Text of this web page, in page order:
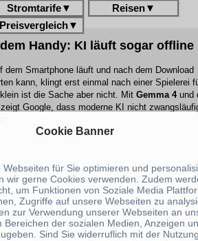
Stromtarife▼ Reisen▼
Preisvergleich▼
Handy: KI läuft sogar offline
dem Smartphone läuft und nach dem Download
kann, klingt erst einmal nach einer Spielerei
ist die Sache aber nicht. Mit Gemma 4und
zeigt Google, dass moderne KI nicht
Cookie Banner
Webseiten für Sie optimieren und
wir gerne Cookies verwenden. Zudem
um Funktionen von Soziale Media
Zugriffe auf unsere Webseiten zu
zur Verwendung unserer Webseiten an
Bereichen der sozialen Medien, Anzeigen
Sind Sie widerruflich mit der